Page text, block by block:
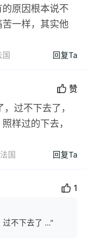
原因根本说不
一样，其实他
国 回复Ta
赞
过不下去了，
样过的下去，
法国 回复Ta
1
不下去了 ..."